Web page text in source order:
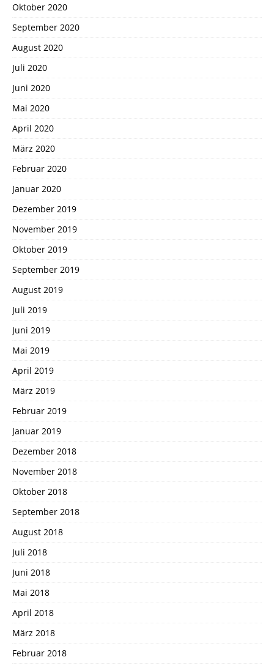
Oktober 2020
September 2020
August 2020
Juli 2020
Juni 2020
Mai 2020
April 2020
März 2020
Februar 2020
Januar 2020
Dezember 2019
November 2019
Oktober 2019
September 2019
August 2019
Juli 2019
Juni 2019
Mai 2019
April 2019
März 2019
Februar 2019
Januar 2019
Dezember 2018
November 2018
Oktober 2018
September 2018
August 2018
Juli 2018
Juni 2018
Mai 2018
April 2018
März 2018
Februar 2018